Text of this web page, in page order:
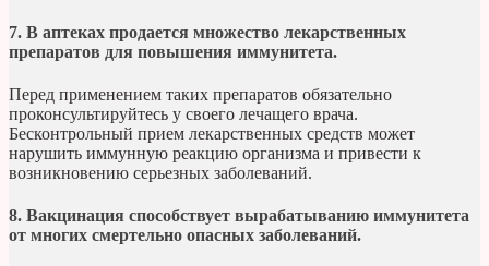
7. В аптеках продается множество лекарственных
препаратов для повышения иммунитета.
Перед применением таких препаратов обязательно
проконсультируйтесь у своего лечащего врача.
Бесконтрольный прием лекарственных средств может
нарушить иммунную реакцию организма и привести к
возникновению серьезных заболеваний.
8. Вакцинация способствует вырабатыванию иммунитета
от многих смертельно опасных заболеваний.